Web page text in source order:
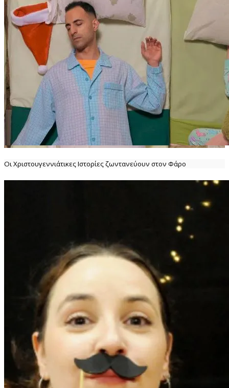
Οι Χριστουγεννιάτικες Ιστορίες ζωντανεύουν στον Φάρο